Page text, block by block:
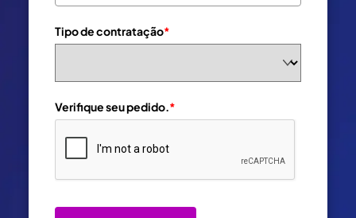
Tipo de contratação*
Verifique seu pedido. *